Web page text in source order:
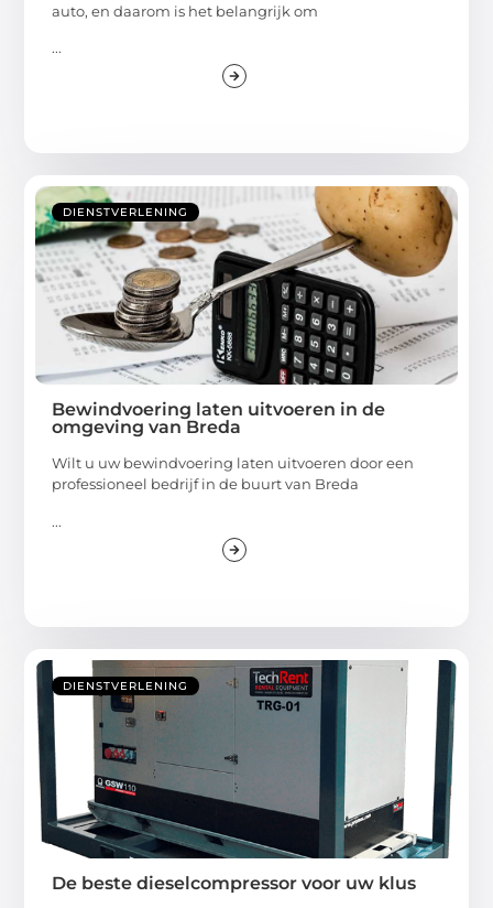
auto, en daarom is het belangrijk om
...
DIENSTVERLENING
Bewindvoering laten uitvoeren in de
omgeving van Breda
Wilt u uw bewindvoering laten uitvoeren door een
professioneel bedrijf in de buurt van Breda
...
DIENSTVERLENING
De beste dieselcompressor voor uw klus